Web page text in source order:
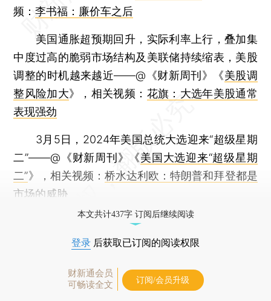
频：李书福：廉价车之后
美国通胀超预期回升，实际利率上行，叠加集
中度过高的脆弱市场结构及美联储持续缩表，美股
调整的时机越来越近——@《财新周刊》《美股调
整风险加大》，相关视频： 花旗：大选年美股通常
表现强劲
3月5日，2024年美国总统大选迎来“超级星期
二”——@《财新周刊》《美国大选迎来“超级星期
二”》，相关视频： 桥水达利欧：特朗普和拜登都是
市场的威胁
本文共计437字 订阅后继续阅读
登录 后获取已订阅的阅读权限
财新通会员
可畅读全文
订阅/会员升级